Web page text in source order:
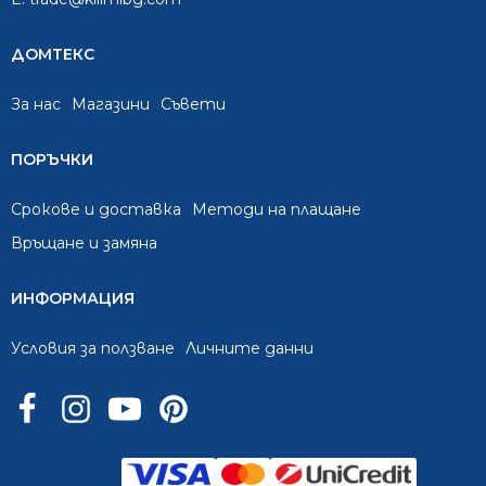
ДОМТЕКС
За нас Mагазини Съвети
ПОРЪЧКИ
Срокове и доставка
Методи на плащане
Връщане и замяна
ИНФОРМАЦИЯ
Условия за ползване Личните данни